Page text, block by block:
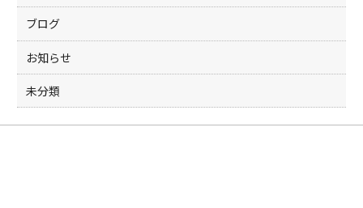
ブログ
お知らせ
未分類